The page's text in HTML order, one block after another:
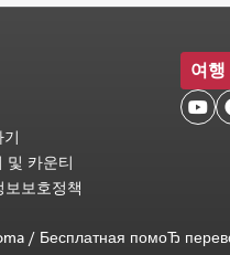
및 카운티
보호정책
여

/ Бесплатная помоЂ